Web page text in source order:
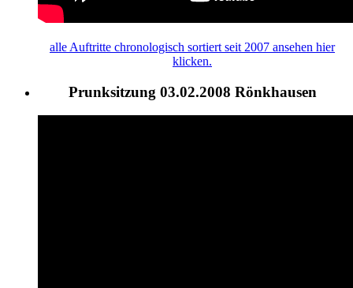
alle Auftritte chronologisch sortiert seit 2007 ansehen hier
klicken.
Prunksitzung 03.02.2008 Rönkhausen